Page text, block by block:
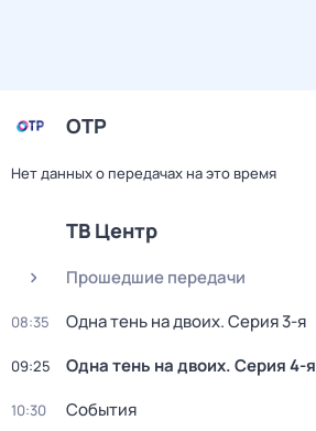
ОТР
Нет данных о передачах на это время
ТВ Центр
Прошедшие передачи
08:35 Одна тень на двоих. Серия 3-я
09:25 Одна тень на двоих. Серия 4-я
10:30 События